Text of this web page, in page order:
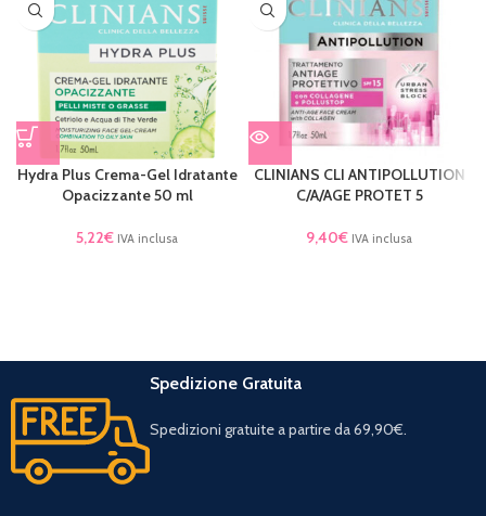
Hydra Plus Crema-Gel Idratante
Opacizzante 50 ml
5,22€ IVA inclusa
CLINIANS CLI ANTIPOLLUTION
C/A/AGE PROTET 5
9,40€ IVA inclusa
Spedizione Gratuita
Spedizioni gratuite a partire da 69,90€.